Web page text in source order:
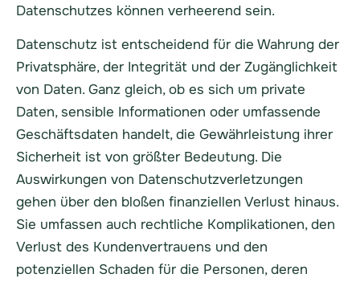
Datenschutzes können verheerend sein.
Datenschutz ist entscheidend für die Wahrung der
Privatsphäre, der Integrität und der Zugänglichkeit
von Daten. Ganz gleich, ob es sich um private
Daten, sensible Informationen oder umfassende
Geschäftsdaten handelt, die Gewährleistung ihrer
Sicherheit ist von größter Bedeutung. Die
Auswirkungen von Datenschutzverletzungen
gehen über den bloßen finanziellen Verlust hinaus.
Sie umfassen auch rechtliche Komplikationen, den
Verlust des Kundenvertrauens und den
potenziellen Schaden für die Personen, deren